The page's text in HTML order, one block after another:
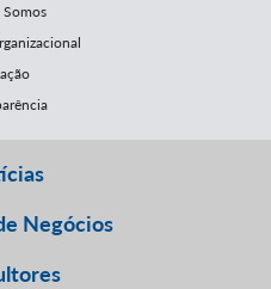
Negócios